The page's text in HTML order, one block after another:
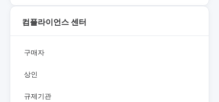
컴플라이언스 센터
구매자
상인
규제기관